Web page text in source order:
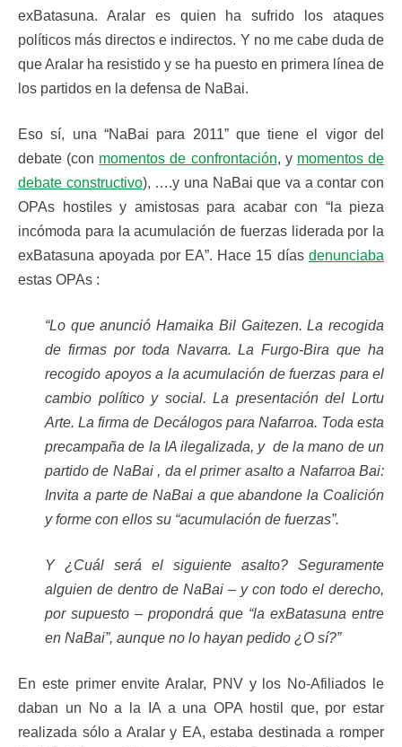
exBatasuna. Aralar es quien ha sufrido los ataques
políticos más directos e indirectos. Y no me cabe duda de
que Aralar ha resistido y se ha puesto en primera línea de
los partidos en la defensa de NaBai.
Eso sí, una “NaBai para 2011” que tiene el vigor del
debate (con momentos de confrontación, y momentos de
debate constructivo), ….y una NaBai que va a contar con
OPAs hostiles y amistosas para acabar con “la pieza
incómoda para la acumulación de fuerzas liderada por la
exBatasuna apoyada por EA”. Hace 15 días denunciaba
estas OPAs :
“Lo que anunció Hamaika Bil Gaitezen. La recogida
de firmas por toda Navarra. La Furgo-Bira que ha
recogido apoyos a la acumulación de fuerzas para el
cambio político y social. La presentación del Lortu
Arte. La firma de Decálogos para Nafarroa. Toda esta
precampaña de la IA ilegalizada, y de la mano de un
partido de NaBai , da el primer asalto a Nafarroa Bai:
Invita a parte de NaBai a que abandone la Coalición
y forme con ellos su “acumulación de fuerzas”.
Y ¿Cuál será el siguiente asalto? Seguramente
alguien de dentro de NaBai – y con todo el derecho,
por supuesto – propondrá que “la exBatasuna entre
en NaBai”, aunque no lo hayan pedido ¿O sí?”
En este primer envite Aralar, PNV y los No-Afiliados le
daban un No a la IA a una OPA hostil que, por estar
realizada sólo a Aralar y EA, estaba destinada a romper